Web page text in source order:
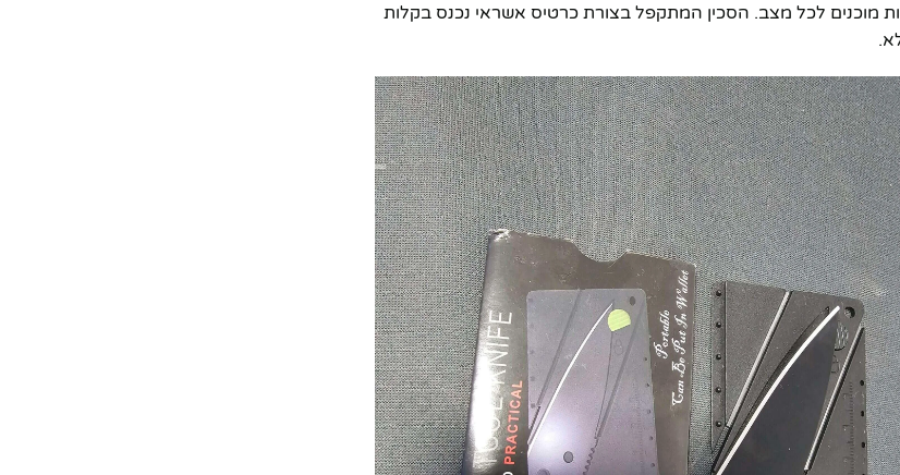
מוכנים לכל מצב. הסכין המתקפל בצורת כרטיס אשראי נכנס בקלות